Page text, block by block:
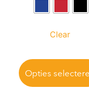
Clear
Opties